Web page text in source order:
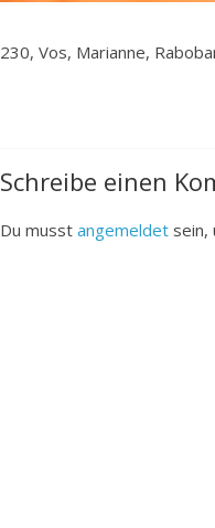
230, Vos, Marianne,
Schreibe einen
Du musst angemeldet sein,